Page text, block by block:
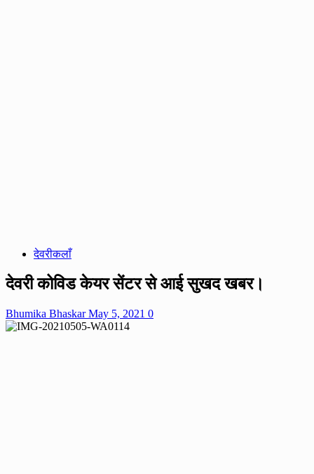
देवरीकलाँ
देवरी कोविड केयर सेंटर से आई सुखद खबर।
Bhumika BhaskarMay 5, 2021 0